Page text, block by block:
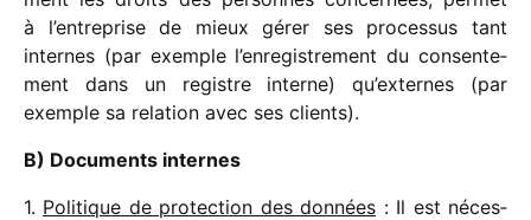
à l’entreprise de mieux gérer ses proces­sus tant
internes (par exemple l’enregistrement du consen­te­
ment dans un registre interne) qu’externes (par
exemple sa rela­tion avec ses clients).
B) Documents internes
1. Politique de protec­tion des données : Il est néces­